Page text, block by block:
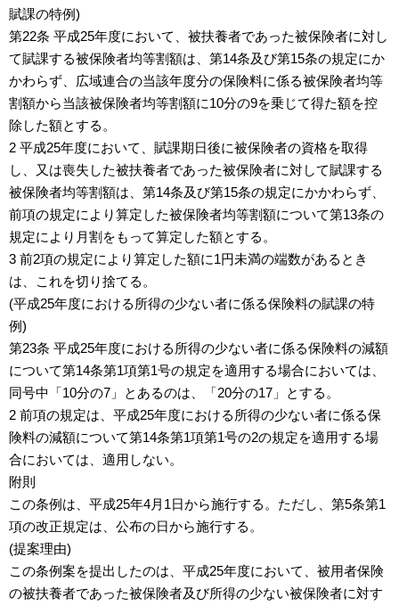
賦課の特例)
第22条 平成25年度において、被扶養者であった被保険者に対し
て賦課する被保険者均等割額は、第14条及び第15条の規定にか
かわらず、広域連合の当該年度分の保険料に係る被保険者均等
割額から当該被保険者均等割額に10分の9を乗じて得た額を控
除した額とする。
2 平成25年度において、賦課期日後に被保険者の資格を取得
し、又は喪失した被扶養者であった被保険者に対して賦課する
被保険者均等割額は、第14条及び第15条の規定にかかわらず、
前項の規定により算定した被保険者均等割額について第13条の
規定により月割をもって算定した額とする。
3 前2項の規定により算定した額に1円未満の端数があるとき
は、これを切り捨てる。
(平成25年度における所得の少ない者に係る保険料の賦課の特
例)
第23条 平成25年度における所得の少ない者に係る保険料の減額
について第14条第1項第1号の規定を適用する場合においては、
同号中「10分の7」とあるのは、「20分の17」とする。
2 前項の規定は、平成25年度における所得の少ない者に係る保
険料の減額について第14条第1項第1号の2の規定を適用する場
合においては、適用しない。
附則
この条例は、平成25年4月1日から施行する。ただし、第5条第1
項の改正規定は、公布の日から施行する。
(提案理由)
この条例案を提出したのは、平成25年度において、被用者保険
の被扶養者であった被保険者及び所得の少ない被保険者に対す